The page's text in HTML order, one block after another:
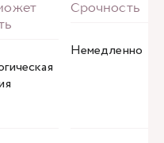
Немедленно